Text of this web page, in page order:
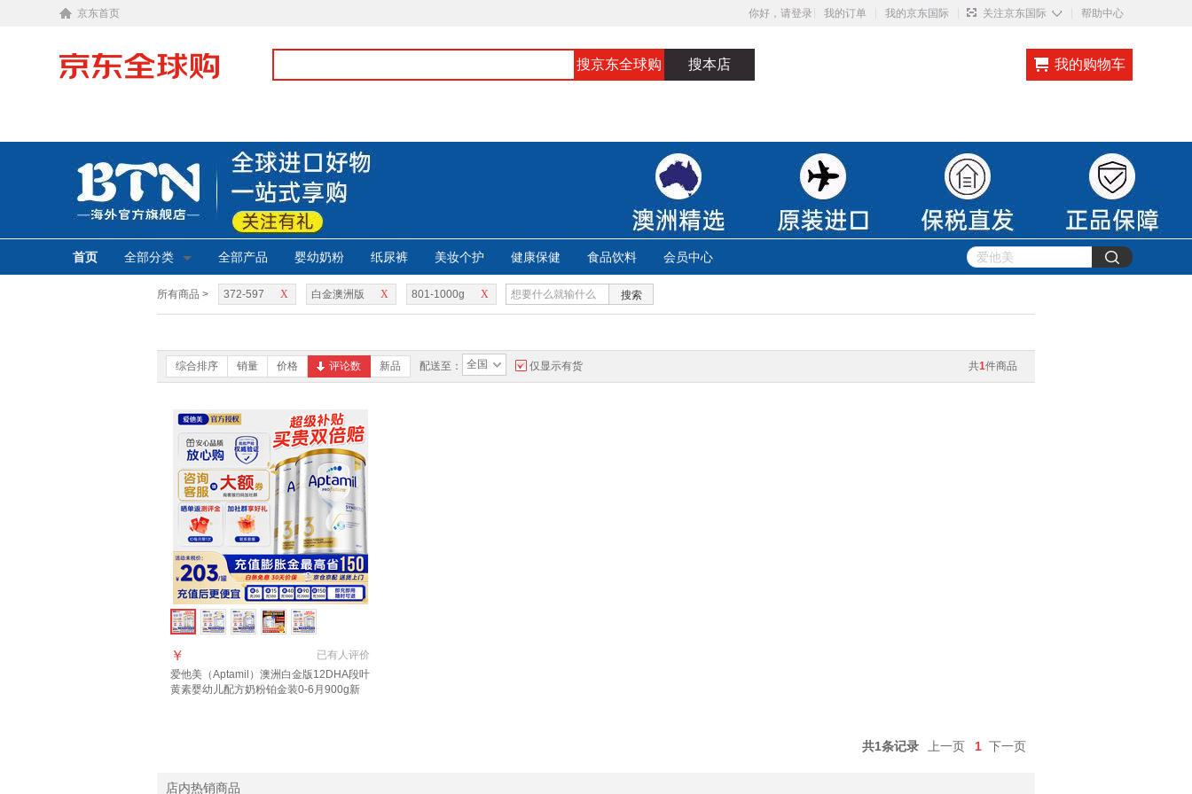
京东首页 你好，请登录 我的订单 我的京东国际 关注京东国际 ◇ 帮助中心
搜京东全球购 搜本店 我的购物车
首页 全部分类 全部产品 婴幼奶粉 纸尿裤 美妆个护 健康保健 食品饮料 会员中心
所有商品 > X
372-597 X
白金澳洲版 X
801-1000g 搜索
共1件商品
综合排序 销量 价格 评论数 新品 配送至： 全国 仅显示有货
已有人评价
￥
爱他美（Aptamil）澳洲白金版12DHA段叶
黄素婴幼儿配方奶粉铂金装0-6月900g新
共1条记录 上一页 1 下一页
店内热销商品